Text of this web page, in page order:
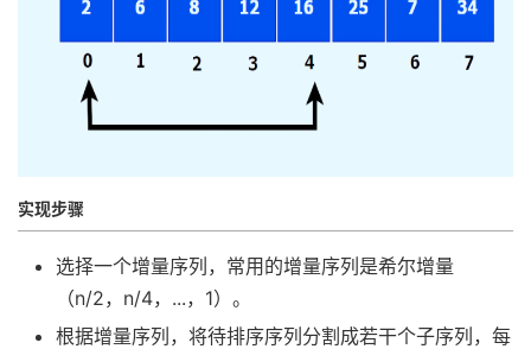
实现步骤
选择一个增量序列，常用的增量序列是希尔增量
（n/2，n/4，...，1）。
根据增量序列，将待排序序列分割成若干个子序列，每